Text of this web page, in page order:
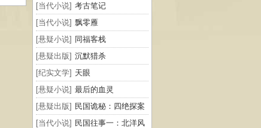
雄
[当代小说] 考古笔记
[当代小说] 飘零雁
[悬疑小说] 同福客栈
[悬疑出版] 沉默猎杀
[纪实文学] 天眼
[悬疑小说] 最后的血灵
[悬疑出版] 民国诡秘：四绝探案
[当代小说] 民国往事一：北洋风